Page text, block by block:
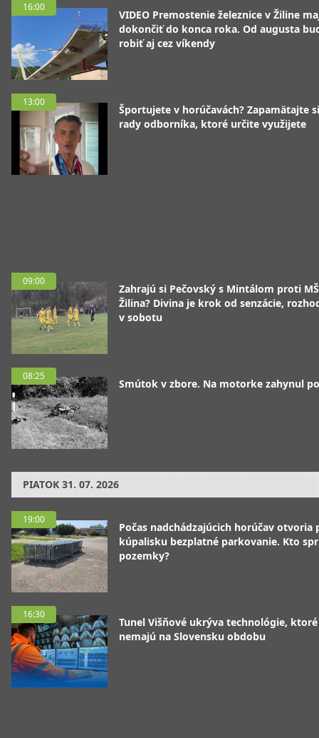
16:00
VIDEO Premostenie železnice v Žiline
dokončiť do konca roka. Od augusta
robiť aj cez víkendy
13:00
Športujete v horúčavách? Zapamätajte
rady odborníka, ktoré určite využijete
09:00
Zahrajú si Pečovský s Mintálom proti
Žilina? Divina je krok od senzácie,
v sobotu
08:25
Smútok v zbore. Na motorke zahynul
PIATOK 31. 07. 2026
19:00
Počas nadchádzajúcich horúčav otvoria
kúpalisku bezplatné parkovanie. Kto
pozemky?
16:30
Tunel Višňové ukrýva technológie, ktoré
nemajú na Slovensku obdobu